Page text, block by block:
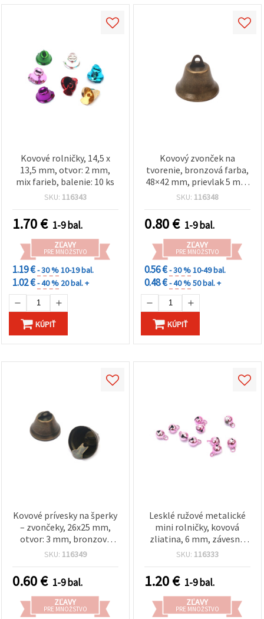
Kovové rolničky, 14,5 x
13,5 mm, otvor: 2 mm,
mix farieb, balenie: 10 ks
SKU: 116343
1.70€ 1-9 bal.
ZĽAVY
PRE MNOŽSTVO
1.19 €- 30 %10-19 bal.
1.02 €- 40 % 20 bal. +
KÚPIŤ
Kovový zvonček na
tvorenie, bronzová farba,
48×42 mm, prievlak 5 mm
– 1 ks
SKU: 116348
0.80€ 1-9 bal.
ZĽAVY
PRE MNOŽSTVO
0.56 €- 30 %10-49 bal.
0.48 €- 40 %50 bal. +
KÚPIŤ
Kovové prívesky na šperky
– zvončeky, 26x25 mm,
otvor: 3 mm, bronzový
odtieň – 4 ks
SKU: 116349
0.60€ 1-9 bal.
ZĽAVY
PRE MNOŽSTVO
Lesklé ružové metalické
mini rolničky, kovová
zliatina, 6 mm, závesné
očko 1,5 mm, na kreatívne
dekorácie, balenie 20 ks
SKU: 116333
1.20€ 1-9 bal.
ZĽAVY
PRE MNOŽSTVO